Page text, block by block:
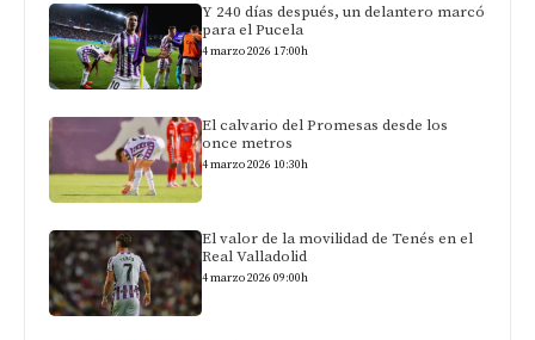
Y 240 días después, un delantero marcó
para el Pucela
4 marzo 2026 17:00h
El calvario del Promesas desde los
once metros
4 marzo 2026 10:30h
El valor de la movilidad de Tenés en el
Real Valladolid
4 marzo 2026 09:00h